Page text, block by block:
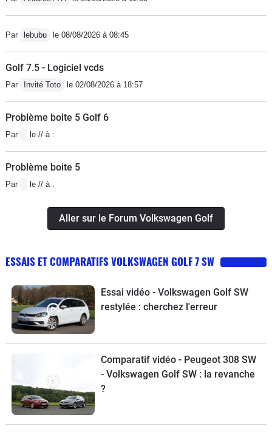
nul. Et dire que c'est une voiture qui se vend si bien...
(Pour info, j'ai conduit des Audi A1 et A3 à boîte dsg :
les réglages de suspension, de direction, le dessin des
sièges et le design font qu'avec une même base
technique, le ressenti est beaucoup plus convaincant).
Par lebubu le 08/08/2026 à 08:45
Golf 7.5 - Logiciel vcds
Par Invité Toto le 02/08/2026 à 18:57
Problème boite 5 Golf 6
Par le // à :
Problème boite 5
Par le // à :
Aller sur le Forum Volkswagen Golf
ESSAIS ET COMPARATIFS VOLKSWAGEN GOLF 7 SW
Essai vidéo - Volkswagen Golf SW
restylée : cherchez l'erreur
Comparatif vidéo - Peugeot 308 SW
- Volkswagen Golf SW : la revanche
?